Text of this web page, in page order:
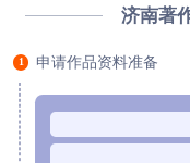
济南著
1 申请作品资料准备